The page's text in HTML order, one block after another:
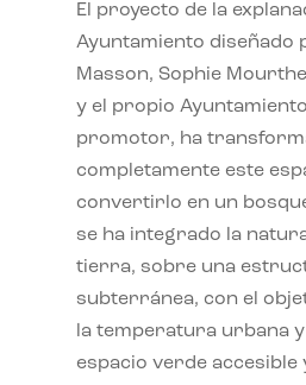
El proyecto de la
Ayuntamiento diseñado
Masson, Sophie
y el propio
promotor, ha
completamente este
convertirlo en un
se ha integrado la
tierra, sobre una
subterránea, con el
la temperatura urbana
espacio verde accesible